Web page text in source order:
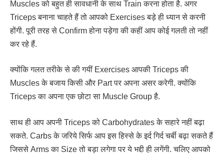
Muscles को बहुत ही सावधानी के साथ Train करना होता है. अगर
Triceps बनाना चाहते हैं तो आपको Exercises बड़े ही ध्यान से करनी
होंगी. पूरी तरह से Confirm होना पड़ेगा की कहीं आप कोई गलती तो नहीं
कर रहे हैं.
क्योंकि गलत तरीके से की गयीं Exercises आपकी Triceps की
Muscles के बजाय किसी और Part पर अपना असर करेगी. क्योंकि
Triceps का अपना एक छोटा सा Muscle Group है.
साथ ही आप अपनी Triceps को Carbohydrates के सहारे नहीं बढ़ा
सकते. Carbs के जरिये सिर्फ आप इस हिस्से के इर्द गिर्द चर्बी बढ़ा सकते हैं
जिससे Arms का Size तो बड़ा लगेगा पर ये भद्दी ही लगेंगी. चलिए आपको